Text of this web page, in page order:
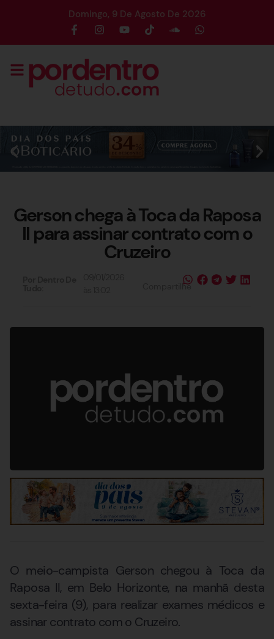
Domingo, 9 De Agosto De 2026
Gerson chega à Toca da Raposa
II para assinar contrato com o
Cruzeiro
Compartilhe
O meio-campista Gerson chegou à Toca da
Raposa II, em Belo Horizonte, na manhã desta
sexta-feira (9), para realizar exames médicos e
assinar contrato com o Cruzeiro.